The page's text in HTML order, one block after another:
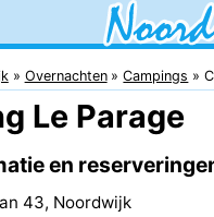
Overnachten Campings
Le Parage
en
43, Noordwijk